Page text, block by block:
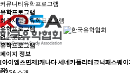
커뮤니티 유학프로그램
유학프로그램
회원사보기유학프로그램
유학프로그램
언론보도
유학프로그램
페이지 정보
[아이엘츠면제]캐나다 세네카폴리테크닉패스웨
작)